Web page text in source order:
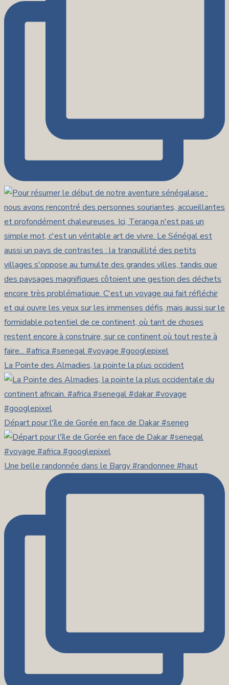
La Pointe des Almadies, la pointe la plus occident
Départ pour l'île de Gorée en face de Dakar #seneg
Une belle randonnée dans le Bargy #randonnee #haut